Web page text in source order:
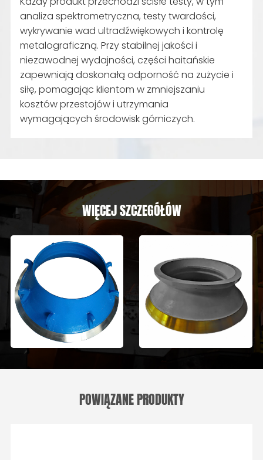
Haitian stosuje kontrolę jakości pełnego
procesu, od pozyskiwania surowców po
końcową kontrolę.
Każdy produkt przechodzi ścisłe testy, w tym
analiza spektrometryczna, testy twardości,
wykrywanie wad ultradźwiękowych i kontrolę
metalograficzną. Przy stabilnej jakości i
niezawodnej wydajności, części haitańskie
zapewniają doskonałą odporność na zużycie i
siłę, pomagając klientom w zmniejszaniu
WIĘCEJ SZCZEGÓŁÓW